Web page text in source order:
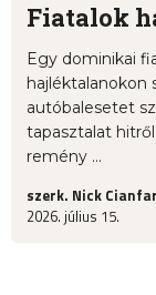
Fiatalok
Egy dominikai
hajléktalanokon
autóbalesetet
tapasztalat
remény ...
szerk. Nick
2026. július 15.